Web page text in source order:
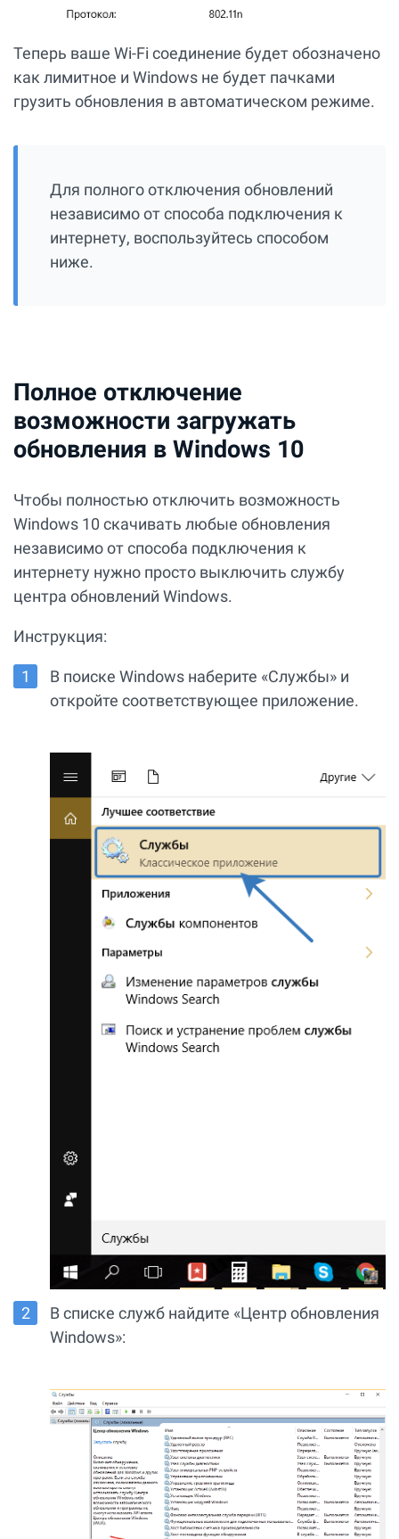
Теперь ваше Wi-Fi соединение будет обозначено
как лимитное и Windows не будет пачками
грузить обновления в автоматическом режиме.
Для полного отключения обновлений
независимо от способа подключения к
интернету, воспользуйтесь способом
ниже.
Полное отключение
возможности загружать
обновления в Windows 10
Чтобы полностью отключить возможность
Windows 10 cкачивать любые обновления
независимо от cпособа подключения к
интернету нужно просто выключить службу
центра обновлений Windows.
Инструкция:
В поиске Windows наберите «Службы» и
откройте соответствующее приложение.
В списке служб найдите «Центр обновления
Windows»: